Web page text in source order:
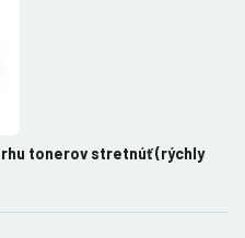
tonerov stretnúť (rýchly